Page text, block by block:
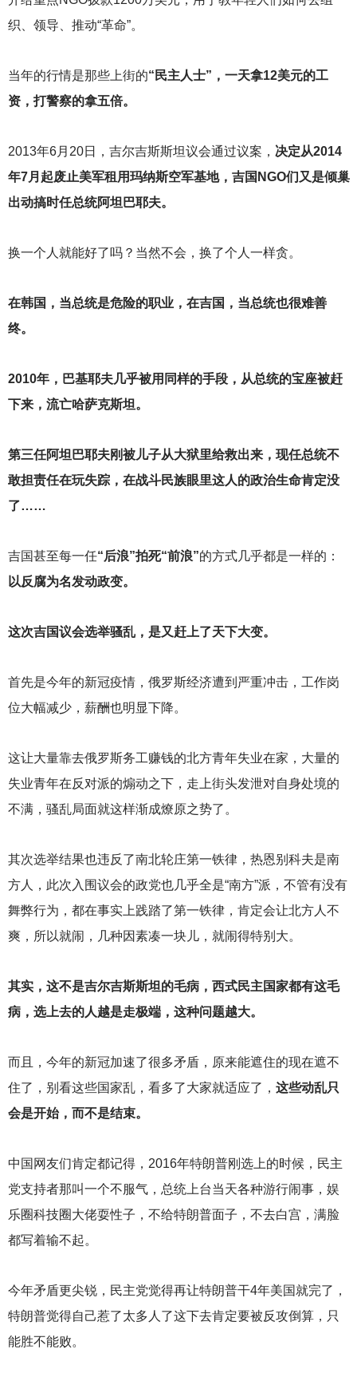
织、领导、推动“革命”。
当年的行情是那些上街的“民主人士”，一天拿12美元的工
资，打警察的拿五倍。
2013年6月20日，吉尔吉斯斯坦议会通过议案， 决定从2014
年7月起废止美军租用玛纳斯空军基地，吉国NGO们又是倾巢
出动搞时任总统阿坦巴耶夫。
换一个人就能好了吗？当然不会，换了个人一样贪。
在韩国，当总统是危险的职业，在吉国，当总统也很难善
终。
2010年，巴基耶夫几乎被用同样的手段，从总统的宝座被赶
下来，流亡哈萨克斯坦。
第三任阿坦巴耶夫刚被儿子从大狱里给救出来，现任总统不
敢担责任在玩失踪，在战斗民族眼里这人的政治生命肯定没
了……
吉国甚至每一任“后浪”拍死“前浪”的方式几乎都是一样的：
以反腐为名发动政变。
这次吉国议会选举骚乱，是又赶上了天下大变。
首先是今年的新冠疫情，俄罗斯经济遭到严重冲击，工作岗
位大幅减少，薪酬也明显下降。
这让大量靠去俄罗斯务工赚钱的北方青年失业在家，大量的
失业青年在反对派的煽动之下，走上街头发泄对自身处境的
不满，骚乱局面就这样渐成燎原之势了。
其次选举结果也违反了南北轮庄第一铁律，热恩别科夫是南
方人，此次入围议会的政党也几乎全是“南方”派，不管有没有
舞弊行为，都在事实上践踏了第一铁律，肯定会让北方人不
爽，所以就闹，几种因素凑一块儿，就闹得特别大。
其实，这不是吉尔吉斯斯坦的毛病，西式民主国家都有这毛
病，选上去的人越是走极端，这种问题越大。
而且，今年的新冠加速了很多矛盾，原来能遮住的现在遮不
住了，别看这些国家乱，看多了大家就适应了， 这些动乱只
会是开始，而不是结束。
中国网友们肯定都记得，2016年特朗普刚选上的时候，民主
党支持者那叫一个不服气，总统上台当天各种游行闹事，娱
乐圈科技圈大佬耍性子，不给特朗普面子，不去白宫，满脸
都写着输不起。
今年矛盾更尖锐，民主党觉得再让特朗普干4年美国就完了，
特朗普觉得自己惹了太多人了这下去肯定要被反攻倒算，只
能胜不能败。